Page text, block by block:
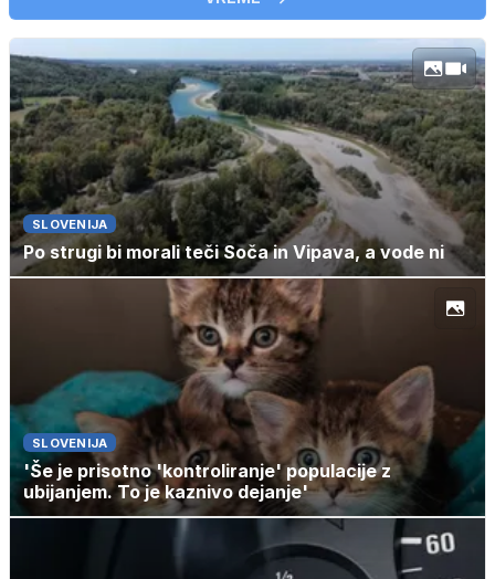
SLOVENIJA
Po strugi bi morali teči Soča in Vipava, a vode ni
SLOVENIJA
'Še je prisotno 'kontroliranje' populacije z
ubijanjem. To je kaznivo dejanje'